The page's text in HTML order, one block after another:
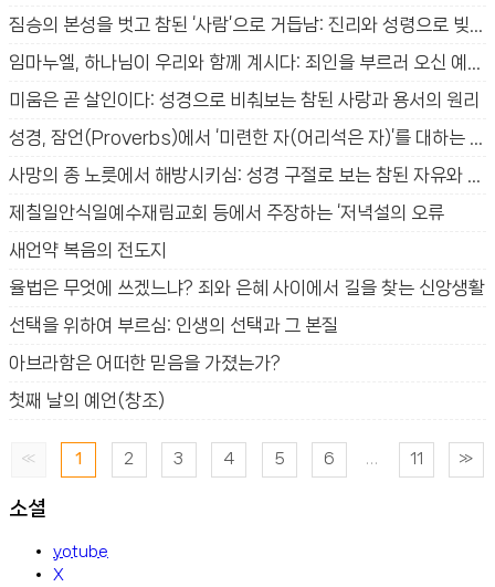
미움은 곧 살인이다: 성경으로 비춰보는 참된 사랑과 용서의 원리
제칠일안식일예수재림교회 등에서 주장하는 ‘저녁설의 오류
새언약 복음의 전도지
율법은 무엇에 쓰겠느냐? 죄와 은혜 사이에서 길을 찾는 신앙생활
선택을 위하여 부르심: 인생의 선택과 그 본질
아브라함은 어떠한 믿음을 가졌는가?
첫째 날의 예언(창조)
« 1 2 3 4 5 6 ... 11 »
소셜
yotube
X